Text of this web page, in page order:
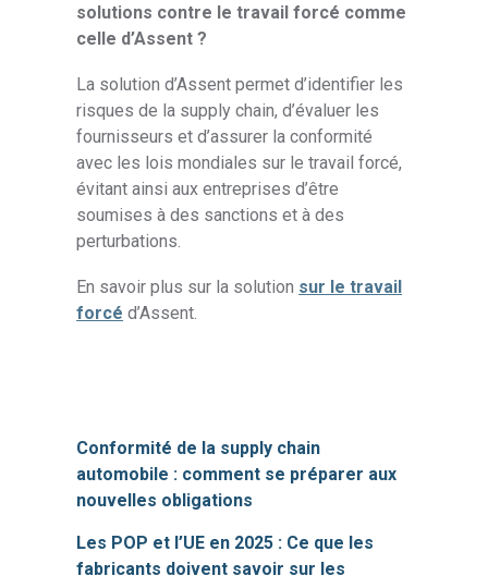
solutions contre le travail forcé comme
celle d’Assent ?
La solution d’Assent permet d’identifier les
risques de la supply chain, d’évaluer les
fournisseurs et d’assurer la conformité
avec les lois mondiales sur le travail forcé,
évitant ainsi aux entreprises d’être
soumises à des sanctions et à des
perturbations.
En savoir plus sur la solution sur le travail
forcé d’Assent.
Conformité de la supply chain
automobile : comment se préparer aux
nouvelles obligations
Les POP et l’UE en 2025 : Ce que les
fabricants doivent savoir sur les